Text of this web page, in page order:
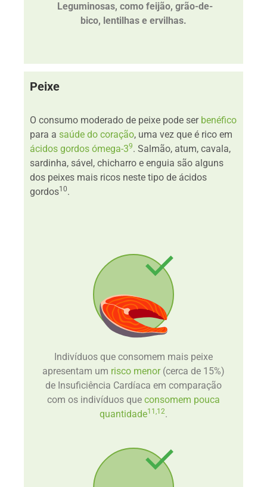
Leguminosas, como feijão, grão-de-
bico, lentilhas e ervilhas.
Peixe
O consumo moderado de peixe pode ser benéfico
para a saúde do coração, uma vez que é rico em
ácidos gordos ómega-39. Salmão, atum, cavala,
sardinha, sável, chicharro e enguia são alguns
dos peixes mais ricos neste tipo de ácidos
gordos10.
Indivíduos que consomem mais peixe
apresentam um risco menor(cerca de 15%)
de Insuficiência Cardíaca em comparação
com os indivíduos que consomem pouca
quantidade11,12.